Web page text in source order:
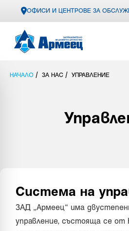
ОФИСИ И ЦЕНТРОВЕ ЗА
НАЧАЛО / ЗА НАС / УПРАВЛЕНИЕ
Система на
ЗАД „Армеец“ има
управление, състояща се от